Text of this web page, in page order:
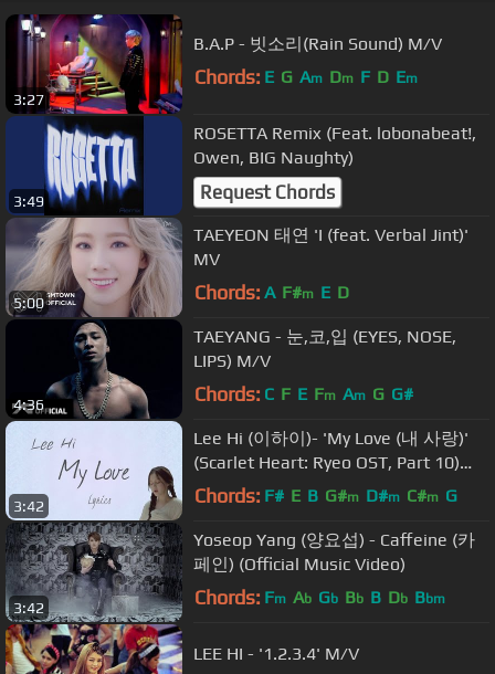
3:27
B.A.P - 빗소리(Rain Sound) M/V
Chords: E G Am Dm F D Em
3:49
ROSETTA Remix (Feat. lobonabeat!,
Owen, BIG Naughty)
Request Chords
5:00
TAEYEON 태연 'I (feat. Verbal Jint)'
MV
Chords: A F#m E D
4:36
TAEYANG - 눈,코,입 (EYES, NOSE,
LIPS) M/V
Chords: C F E Fm Am G G#
3:42
Lee Hi (이하이)- 'My Love (내 사랑)'
(Scarlet Heart: Ryeo OST, Part 10)
[Han|Rom|Eng lyrics]
Chords: F# E B G#m D#m C#m G
3:42
Yoseop Yang (양요섭) - Caffeine (카
페인) (Official Music Video)
Chords: Fm Ab Gb Bb B Db Bbm
LEE HI - '1.2.3.4' M/V